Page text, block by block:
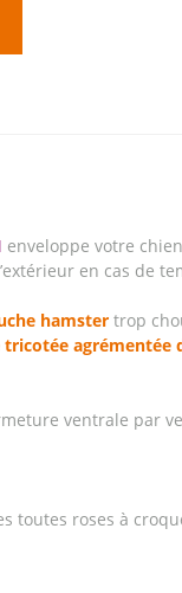
enveloppe votre
en cas de
hamster trop
agrémentée
ventrale par
toutes roses à